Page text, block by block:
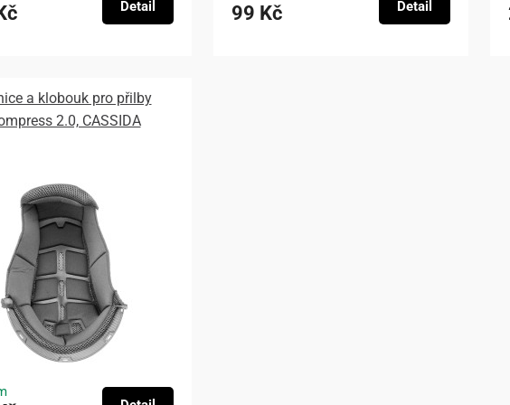
Detail 99 Kč Detail
a klobouk pro přilby
2.0, CASSIDA